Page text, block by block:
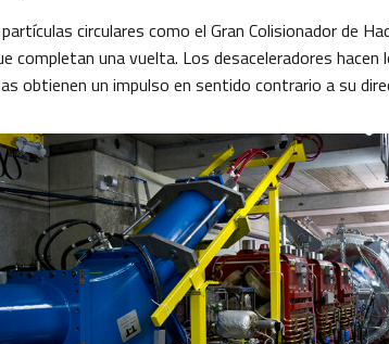
circulares como el Gran Colisionador de
completan una vuelta. Los desaceleradores
obtienen un impulso en sentido contrario a su